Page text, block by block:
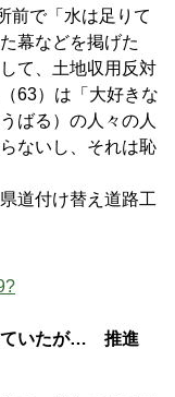
前で「水は足りて
幕などを掲げた
て、土地収用反対
63）は「大好きな
ばる）の人々の人
ないし、それは恥
道付け替え道路工
ていたが… 推進